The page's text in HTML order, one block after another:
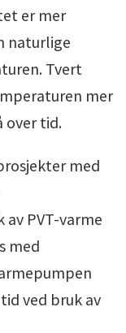
er mer
naturlige
Tvert
mer
over tid.
med
PVT-varme
med
ved bruk av